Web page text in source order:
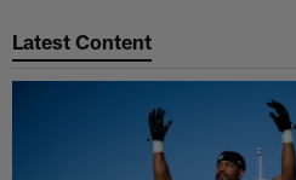
Latest Content